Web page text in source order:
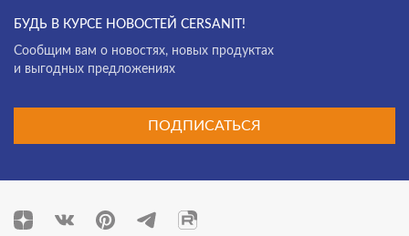
БУДЬ В КУРСЕ НОВОСТЕЙ CERSANIT!
Cообщим вам о новостях, новых продуктах
и выгодных предложениях
ПОДПИСАТЬСЯ